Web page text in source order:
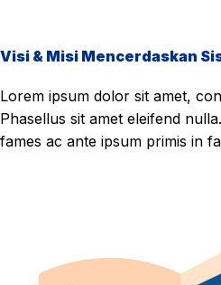
Visi & Misi Mencerdaskan
Lorem ipsum dolor sit amet,
Phasellus sit amet eleifend
fames ac ante ipsum primis in